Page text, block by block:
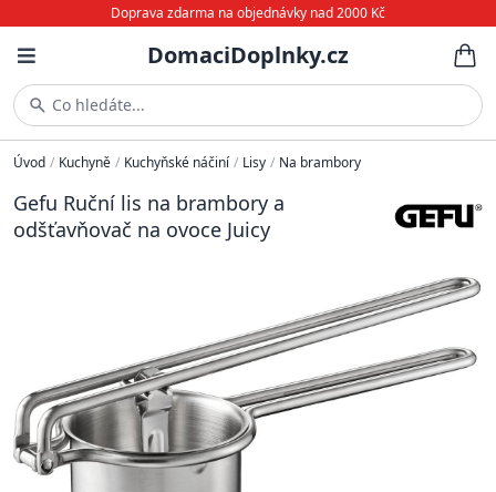
Doprava zdarma na objednávky nad 2000 Kč
DomaciDoplnky.cz
Co hledáte...
Úvod / Kuchyně / Kuchyňské náčiní / Lisy / Na brambory
Gefu Ruční lis na brambory a
odšťavňovač na ovoce Juicy